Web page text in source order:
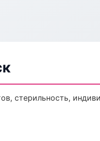
стерильность,